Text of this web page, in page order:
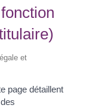
et
page détaillent